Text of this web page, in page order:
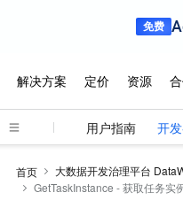
用户指南 开
首页 大数据开发治理平台
GetTaskInstance - 获取任务实